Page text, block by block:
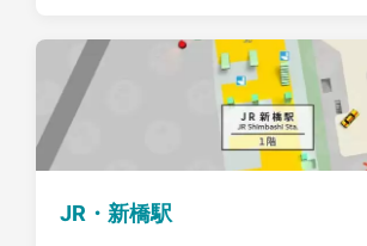
JR・新橋駅